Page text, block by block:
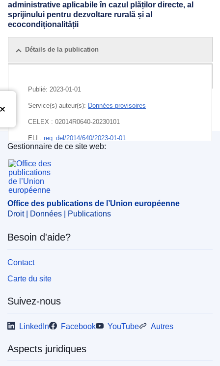
administrative aplicabile în cazul plăților directe, al
sprijinului pentru dezvoltare rurală și al
ecocondiționalității
Détails de la publication
Publié: 2023-01-01
Service(s) auteur(s): Données provisoires
CELEX : 02014R0640-20230101
ELI : reg_del/2014/640/2023-01-01
Office des publications de l’Union européenne
Gestionnaire de ce site web:
Office des publications de l’Union européenne
Droit | Données | Publications
Besoin d'aide?
Contact
Carte du site
Suivez-nous
LinkedIn Facebook YouTube Autres
Aspects juridiques